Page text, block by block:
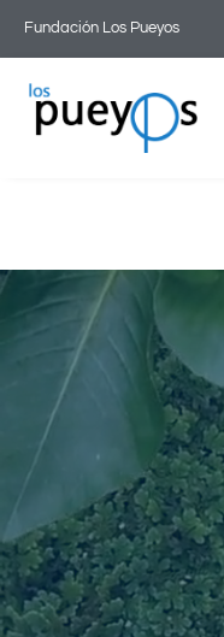
contenido
Fundación Los Pueyos